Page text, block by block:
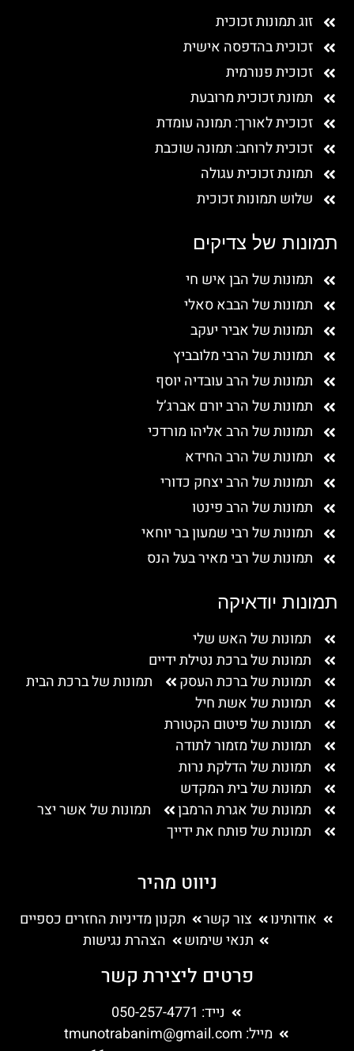
תמונות יודאיקה
תמונות של האש שלי
תמונות של ברכת נטילת ידיים
תמונות של ברכת העסק
תמונות של ברכת הבית
תמונות של אשת חיל
תמונות של פיטום הקטורת
תמונות של מזמור לתודה
תמונות של הדלקת נרות
תמונות של בית המקדש
תמונות של אגרת הרמבן
תמונות של אשר יצר
תמונות של פותח את ידייך
תמונות של צדיקים
תמונות של הבן איש חי
תמונות של הבבא סאלי
תמונות של אביר יעקב
תמונות של הרבי מלובביץ
תמונות של הרב עובדיה יוסף
תמונות של הרב יורם אברג’ל
תמונות של הרב אליהו מורדכי
תמונות של הרב החידא
תמונות של הרב יצחק כדורי
תמונות של הרב פינטו
תמונות של רבי שמעון בר יוחאי
תמונות של רבי מאיר בעל הנס
זוג תמונות זכוכית
זכוכית בהדפסה אישית
זכוכית פנורמית
תמונת זכוכית מרובעת
זכוכית לאורך: תמונה עומדת
זכוכית לרוחב: תמונה שוכבת
תמונת זכוכית עגולה
שלוש תמונות זכוכית
ניווט מהיר
אודותינו צור קשר
תקנון מדיניות החזרים כספיים
תנאי שימוש
הצהרת נגישות
פרטים ליצירת קשר
נייד: 050-257-4771
מייל: tmunotrabanim@gmail.com